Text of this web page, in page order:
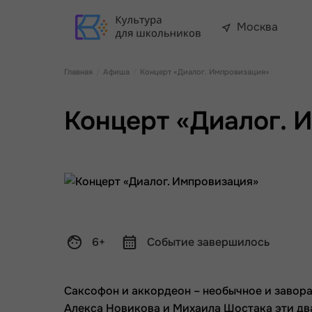
Москва
Главная Афиша Концерт «Диалог. Импровизация»
Концерт «Диалог.
6+ Событие завершилось
Саксофон и аккордеон – необычное и
Алекса Новикова и Михаила Шостака эти